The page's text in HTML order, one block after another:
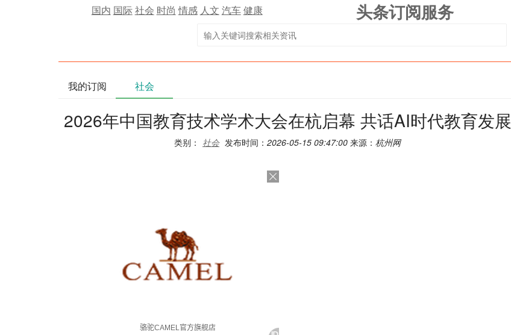
国内 国际社会 时尚 情感 人文 汽车健康 头条订阅服务
我的订阅 社会
2026年中国教育技术学术大会在杭启幕 共话AI时代教育发展
类别： 社会 发布时间： 2026-05-15 09:47:00 来源： 杭州网